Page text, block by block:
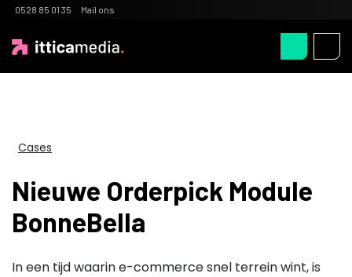
0528 85 01 35 Mail ons
Cases
Nieuwe Orderpick Module
BonneBella
In een tijd waarin e-commerce snel terrein wint, is